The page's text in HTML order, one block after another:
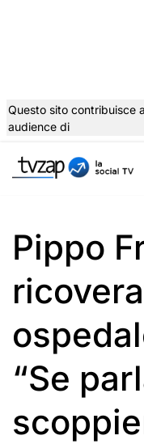
al
Questo sito contribuisce
audience di
Pippo
“Se